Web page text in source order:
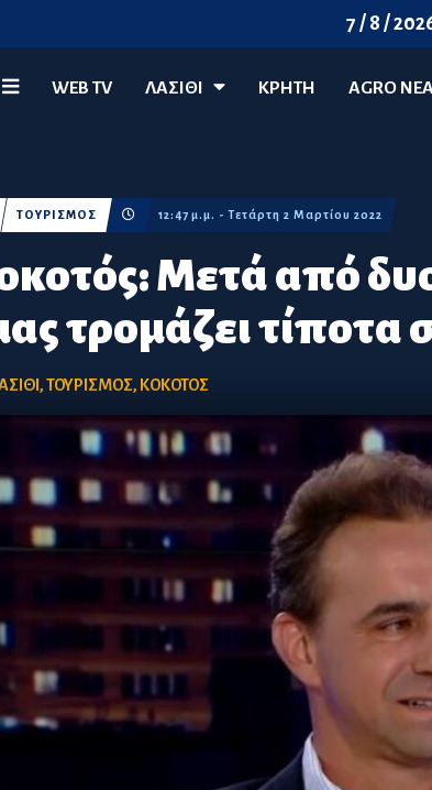
7 / 8 /
WEB TV ΛΑΣΊΘΙ ΚΡΗΤΗ AGRO
Μετά από
τρομάζει τίποτα
ΤΟΥΡΙΣΜΟΣ 12:47 μ.μ. - Τετάρτη 2 Μαρτίου 2022
,ΤΟΥΡΙΣΜΟΣ, ΚΟΚΟΤΟΣ